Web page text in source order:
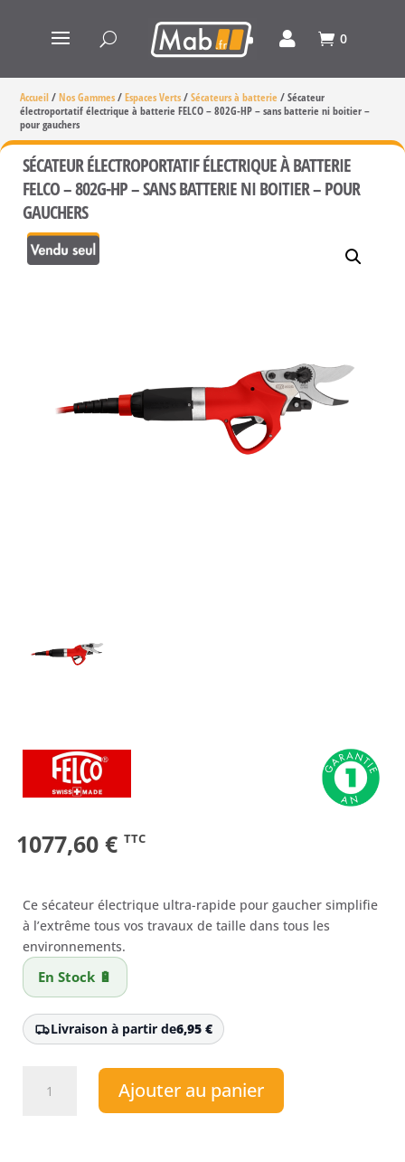
0
Accueil/Nos Gammes/Espaces Verts/Sécateurs à batterie /Sécateur
électroportatif électrique à batterie FELCO – 802G-HP – sans batterie ni boitier –
pour gauchers
SÉCATEUR ÉLECTROPORTATIF ÉLECTRIQUE À BATTERIE
FELCO – 802G-HP – SANS BATTERIE NI BOITIER – POUR
GAUCHERS
1077,60 € TTC
Ce sécateur électrique ultra-rapide pour gaucher simplifie
à l’extrême tous vos travaux de taille dans tous les
environnements.
En Stock 🔋
Livraison à partir de6,95 €
Ajouter au panier